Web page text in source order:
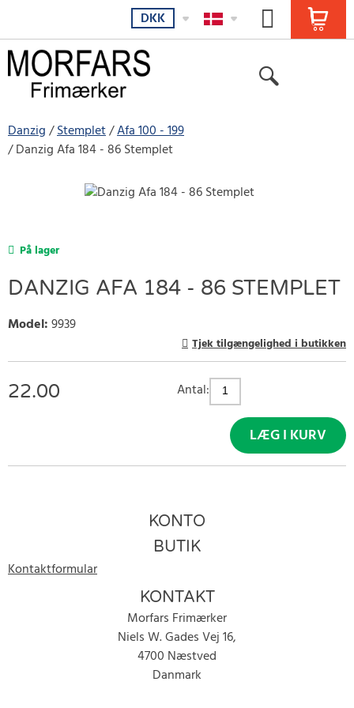
DKK
Danzig Stemplet Afa 100 - 199
Danzig Afa 184 - 86 Stemplet
På lager
DANZIG AFA 184 - 86 STEMPLET
Model:9939
Tjek tilgængelighed i butikken
22.00 Antal:
LÆG I KURV
KONTO
BUTIK
Kontaktformular
KONTAKT
Morfars Frimærker
Niels W. Gades Vej 16,
4700 Næstved
Danmark